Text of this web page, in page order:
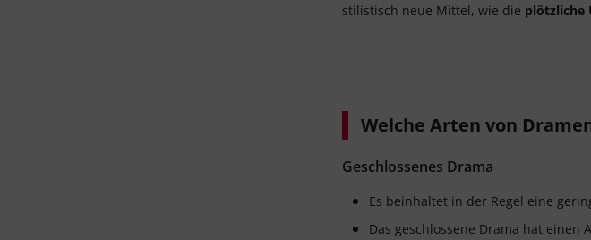
stilistisch neue Mittel, wie die plötzliche
Welche Arten von
Geschlossenes Drama
Es beinhaltet in der Regel eine
Das geschlossene Drama hat einen